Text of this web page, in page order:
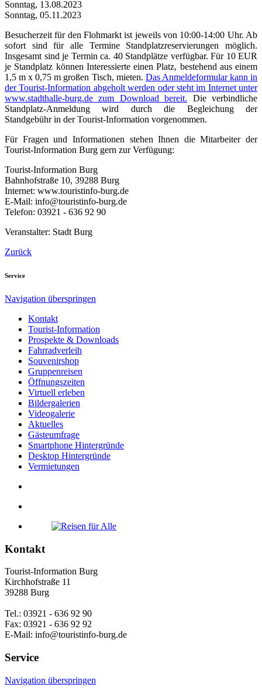
Sonntag, 13.08.2023
Sonntag, 05.11.2023
Besucherzeit für den Flohmarkt ist jeweils von 10:00-14:00 Uhr. Ab
sofort sind für alle Termine Standplatzreservierungen möglich.
Insgesamt sind je Termin ca. 40 Standplätze verfügbar. Für 10 EUR
je Standplatz können Interessierte einen Platz, bestehend aus einem
1,5 m x 0,75 m großen Tisch, mieten. Das Anmeldeformular kann in
der Tourist-Information abgeholt werden oder steht im Internet unter
www.stadthalle-burg.de zum Download bereit. Die verbindliche
Standplatz-Anmeldung wird durch die Begleichung der
Standgebühr in der Tourist-Information vorgenommen.
Für Fragen und Informationen stehen Ihnen die Mitarbeiter der
Tourist-Information Burg gern zur Verfügung:
Tourist-Information Burg
Bahnhofstraße 10, 39288 Burg
Internet: www.touristinfo-burg.de
E-Mail: info@touristinfo-burg.de
Telefon: 03921 - 636 92 90
Veranstalter: Stadt Burg
Zurück
Service
Navigation überspringen
Kontakt
Tourist-Information
Prospekte & Downloads
Fahrradverleih
Souvenirshop
Gruppenreisen
Öffnungszeiten
Virtuell erleben
Bildergalerien
Videogalerie
Aktuelles
Gästeumfrage
Smartphone Hintergründe
Desktop Hintergründe
Vermietungen
Kontakt
Tourist-Information Burg
Kirchhofstraße 11
39288 Burg
Tel.: 03921 - 636 92 90
Fax: 03921 - 636 92 92
E-Mail: info@touristinfo-burg.de
Service
Navigation überspringen